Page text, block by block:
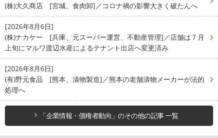
(株)大久商店 [宮城、食肉卸]／コロナ禍の影響大きく破たんへ
[2026年8月6日]
(株)ナカケー [兵庫、元スーパー運営、不動産管理]／店舗は７月
上旬にマルワ渡辺水産によるテナント出店へ変更済み
[2026年8月6日]
(有)野元食品 [熊本、漬物製造]／熊本の老舗漬物メーカーが法的
処理へ
「企業情報・債権者動向」のその他の記事 一覧